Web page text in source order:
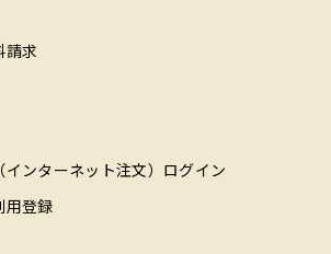
請求
ンターネット注文）ログイン
用登録